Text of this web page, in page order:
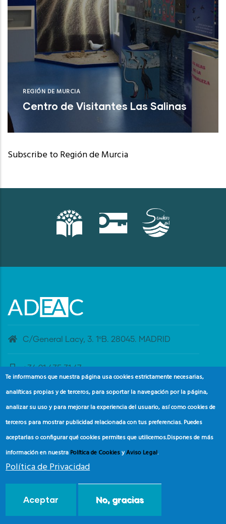
REGIÓN DE MURCIA
Centro de Visitantes Las Salinas
San Pedro del Pinatar (Murcia)
Subscribe to Región de Murcia
C/General Lacy, 3. 1ºB. 28045. MADRID
+34 91 435 31 47
banderaazul@adeac.es
Consumidor (ADEAC).
2024.
Te informamos que nuestra página usa cookies estrictamente necesarias,
analíticas propias y de terceros, para soportar la navegación por la página,
analizar su uso y para mejorar la experiencia del usuario, así como cookies de
terceros para mostrar publicidad relacionada con tus preferencias. Puedes
aceptarlas o configurar qué cookies permites que utilicemos.Dispones de más
información en nuestra Política de CookiesyAviso Legal.
Política de Privacidad
Aceptar No, gracias